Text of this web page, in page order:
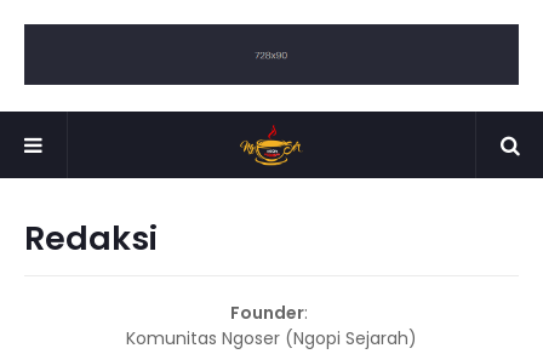
Redaksi
Founder:
Komunitas Ngoser (Ngopi Sejarah)